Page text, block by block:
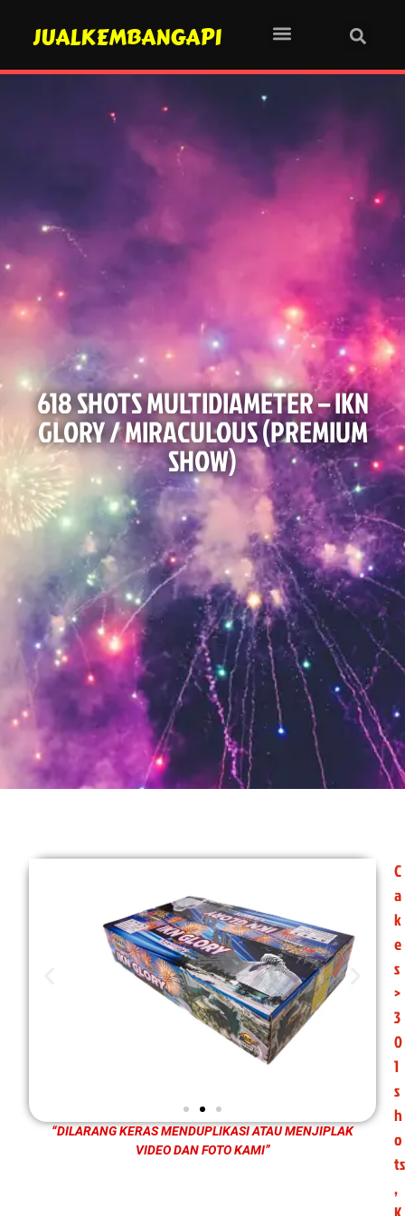
JUALKEMBANGAPI
618 SHOTS MULTIDIAMETER – IKN
GLORY / MIRACULOUS (PREMIUM
SHOW)
“DILARANG KERAS MENDUPLIKASI ATAU MENJIPLAK
VIDEO DAN FOTO KAMI”
C
a
k
e
s
>
3
0
1
s
h
o
ts
,